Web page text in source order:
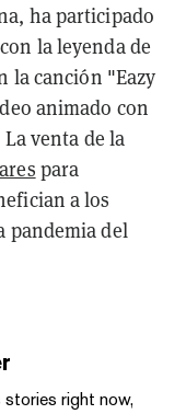
ha participado
la leyenda de
la canción "Eazy
animado con
venta de la
para
a los
pandemia del
right now,